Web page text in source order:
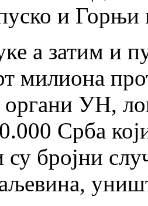
и
а затим и
милиона
органи УН,
Срба
су бројни